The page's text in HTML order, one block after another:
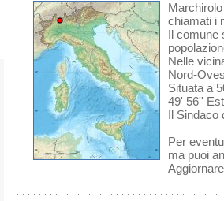
Marchirolo
chiamati i
Il comune
Nelle
Nord-
Situata a
49' 56''
Il Sindaco
Per
ma puoi